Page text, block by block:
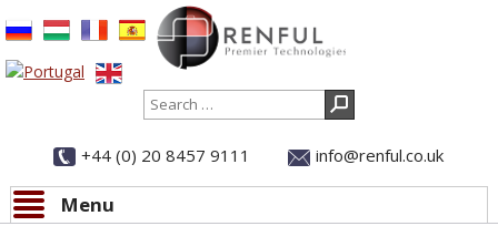
Search
+44 (0) 20 8457 9111 info@renful.co.uk
Menu